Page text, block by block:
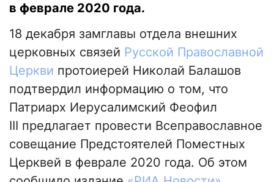
в феврале 2020 года.
18 декабря замглавы отдела внешних
церковных связей Русской Православной
Церкви протоиерей Николай Балашов
подтвердил информацию о том, что
Патриарх Иерусалимский Феофил
III предлагает провести Всеправославное
совещание Предстоятелей Поместных
Церквей в феврале 2020 года. Об этом